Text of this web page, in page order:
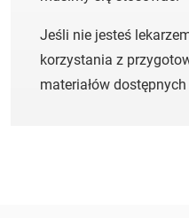
Jeśli nie jesteś
korzystania z
materiałów dostępnych